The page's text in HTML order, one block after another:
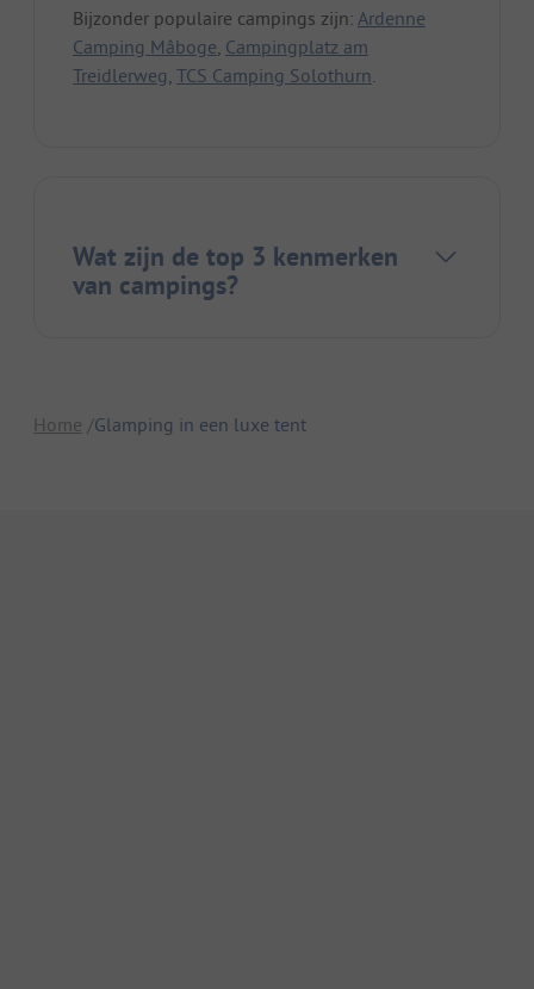
Bijzonder populaire campings zijn: Ardenne
Camping Mâboge Campingplatz am
Treidlerweg TCS Camping Solothurn
Wat zijn de top 3 kenmerken
van campings?
Home Glamping in een luxe tent